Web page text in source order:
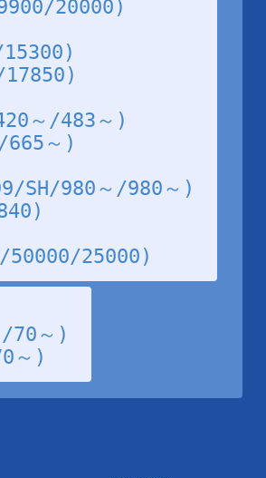
20000)
～/483～)
665～)
SH/980～/980～)
50000/25000)
70～)
～)